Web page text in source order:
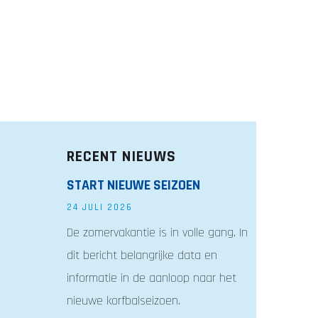
RECENT NIEUWS
START NIEUWE SEIZOEN
24 JULI 2026
De zomervakantie is in volle gang. In
dit bericht belangrijke data en
informatie in de aanloop naar het
nieuwe korfbalseizoen.